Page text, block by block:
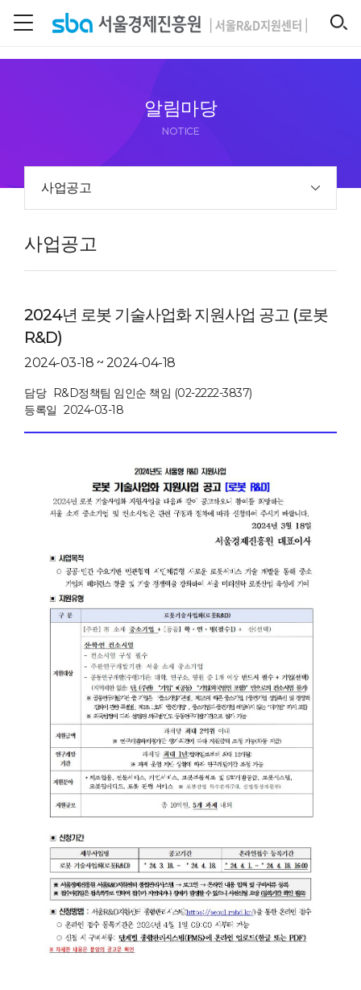
알림마당
NOTICE
사업공고
사업공고
2024년 로봇 기술사업화 지원사업 공고 (로봇
R&D)
2024-03-18 ~ 2024-04-18
담당
R&D정책팀 임인순 책임 (02-2222-3837)
등록일 2024-03-18